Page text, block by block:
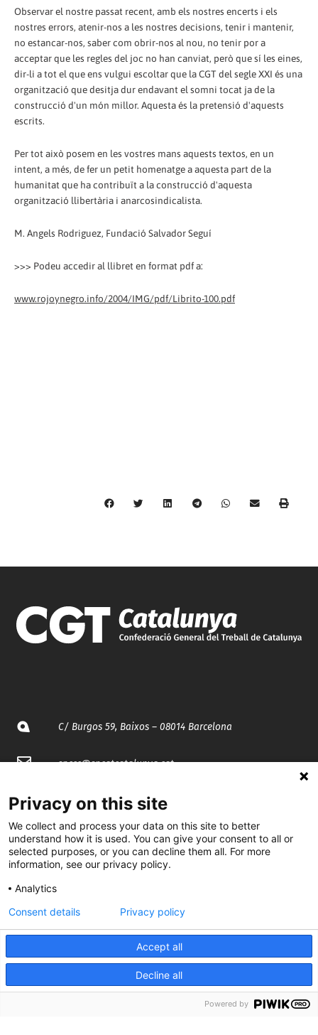
Observar el nostre passat recent, amb els nostres encerts i els
nostres errors, atenir-nos a les nostres decisions, tenir i mantenir,
no estancar-nos, saber com obrir-nos al nou, no tenir por a
acceptar que les regles del joc no han canviat, però que sí les eines,
dir-li a tot el que ens vulgui escoltar que la CGT del segle XXI és una
organització que desitja dur endavant el somni tocat ja de la
construcció d'un món millor. Aquesta és la pretensió d'aquests
escrits.
Per tot això posem en les vostres mans aquests textos, en un
intent, a més, de fer un petit homenatge a aquesta part de la
humanitat que ha contribuït a la construcció d'aquesta
organització llibertària i anarcosindicalista.
M. Angels Rodriguez, Fundació Salvador Seguí
>>> Podeu accedir al llibret en format pdf a:
www.rojoynegro.info/2004/IMG/pdf/Librito-100.pdf
C/ Burgos 59, Baixos – 08014 Barcelona
spccc@spcgtcatalunya.cat
935 120 481
@CGTCatalunya
cgtcatalunya
CGTCatalunya
Desenvolupat per
Privacy on this site
We collect and process your data on this site to better
understand how it is used. You can give your consent to all or
selected purposes, or you can decline them all. For more
information, see our privacy policy.
Analytics
Accept all
Decline all
Consent details Privacy policy
Powered by